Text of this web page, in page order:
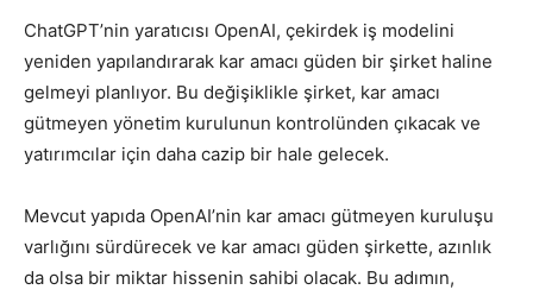
ChatGPT’nin yaratıcısı OpenAI, çekirdek iş modelini
yeniden yapılandırarak kar amacı güden bir şirket haline
gelmeyi planlıyor. Bu değişiklikle şirket, kar amacı
gütmeyen yönetim kurulunun kontrolünden çıkacak ve
yatırımcılar için daha cazip bir hale gelecek.
Mevcut yapıda OpenAI’nin kar amacı gütmeyen kuruluşu
varlığını sürdürecek ve kar amacı güden şirkette, azınlık
da olsa bir miktar hissenin sahibi olacak. Bu adımın,